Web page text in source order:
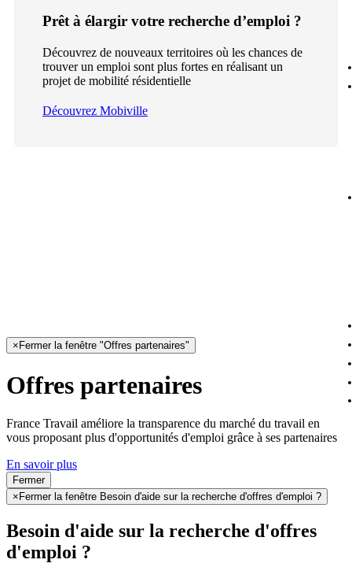
Prêt à élargir votre recherche d’emploi ?
Découvrez de nouveaux territoires où les chances de
trouver un emploi sont plus fortes en réalisant un
projet de mobilité résidentielle
Découvrez Mobiville
× Fermer la fenêtre "Offres partenaires"
Offres partenaires
France Travail améliore la transparence du marché du travail en
vous proposant plus d'opportunités d'emploi grâce à ses partenaires
En savoir plus
Fermer
× Fermer la fenêtre Besoin d'aide sur la recherche d'offres d'emploi ?
Besoin d'aide sur la recherche d'offres
d'emploi ?